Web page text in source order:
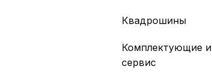
Квадрошины
Комплектующие и
сервис